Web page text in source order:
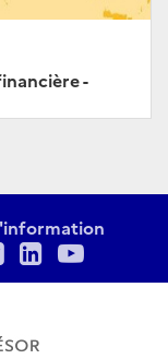
-
TwitterLinkedIn